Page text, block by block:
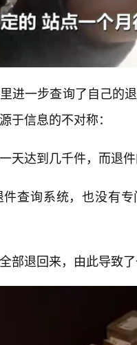
进一步查询了自己的
于信息的不对称：
天达到几千件，而退
查询系统，也没有
部退回来，由此导致